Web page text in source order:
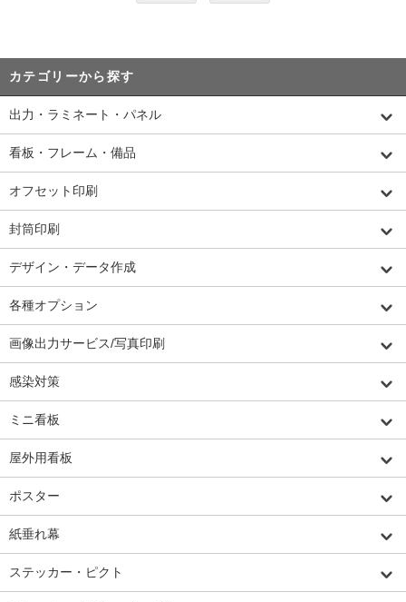
カテゴリーから探す
出力・ラミネート・パネル
看板・フレーム・備品
オフセット印刷
封筒印刷
デザイン・データ作成
各種オプション
画像出力サービス/写真印刷
感染対策
ミニ看板
屋外用看板
ポスター
紙垂れ幕
ステッカー・ピクト